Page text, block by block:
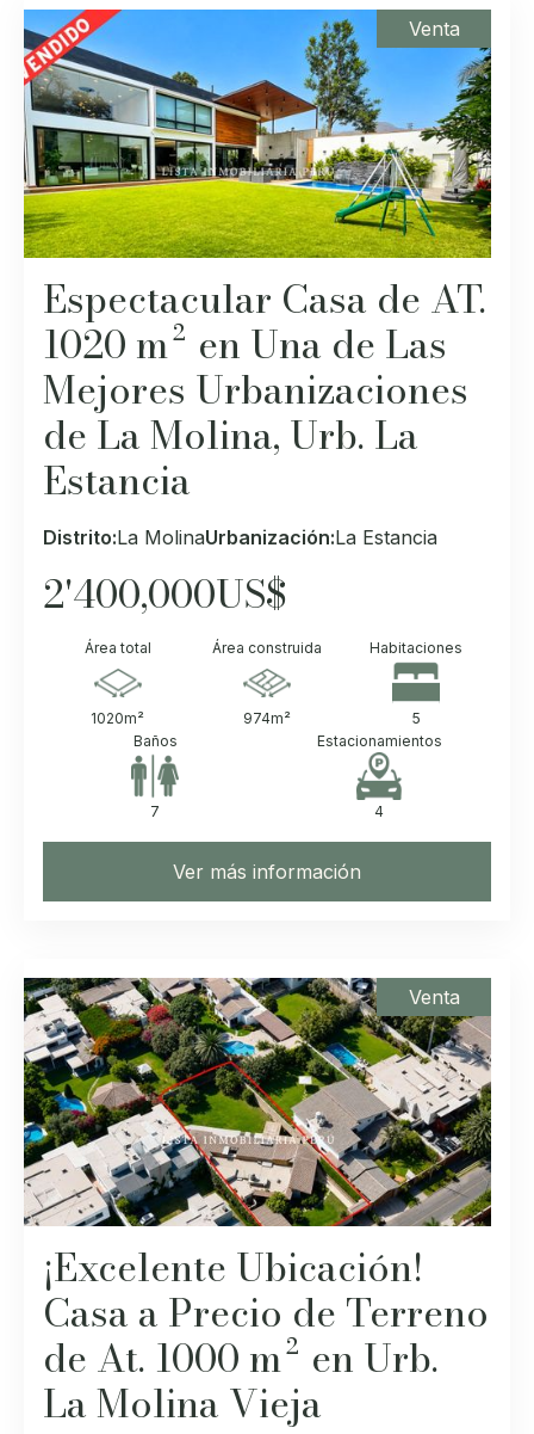
Venta
Espectacular Casa de AT.
1020 m² en Una de Las
Mejores Urbanizaciones
de La Molina, Urb. La
Estancia
Distrito:La MolinaUrbanización:La Estancia
2'400,000US$
Área total
1020m²
Área construida
974m²
Habitaciones
5
Baños
7
Estacionamientos
4
Ver más información
Venta
¡Excelente Ubicación!
Casa a Precio de Terreno
de At. 1000 m² en Urb.
La Molina Vieja